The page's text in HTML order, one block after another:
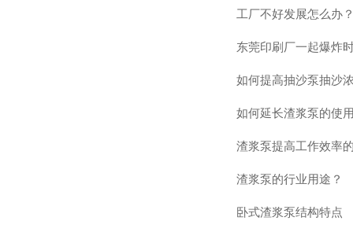
工厂不好发展怎么办
东莞印刷厂一起爆炸
如何提高抽沙泵抽沙
如何延长渣浆泵的使
渣浆泵提高工作效率
渣浆泵的行业用途？
卧式渣浆泵结构特点